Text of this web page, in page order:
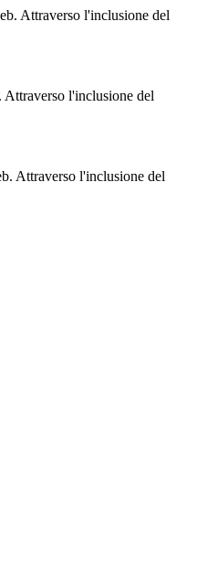
Attraverso l'inclusione del
l'inclusione del
Attraverso l'inclusione del